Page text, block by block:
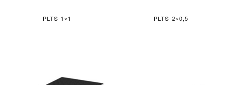
PLTS-1×1 PLTS-2×0,5